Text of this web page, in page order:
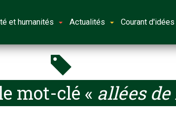
et humanités Actualités Courant d'idées
mot-clé « allées